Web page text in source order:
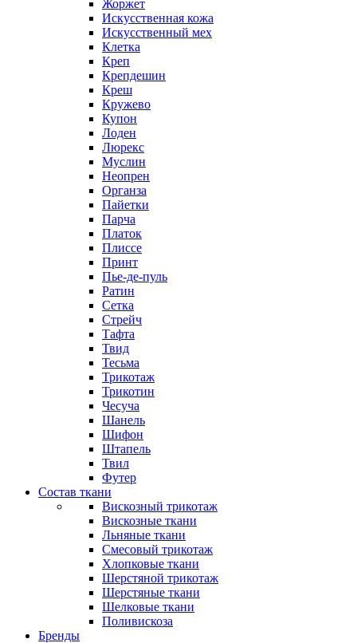
Жоржет
Искусственная кожа
Искусственный мех
Клетка
Креп
Крепдешин
Креш
Кружево
Купон
Лоден
Люрекс
Муслин
Неопрен
Органза
Пайетки
Парча
Платок
Плиссе
Принт
Пье-де-пуль
Ратин
Сетка
Стрейч
Тафта
Твид
Тесьма
Трикотаж
Трикотин
Чесуча
Шанель
Шифон
Штапель
Твил
Футер
Состав ткани
Вискозный трикотаж
Вискозные ткани
Льняные ткани
Смесовый трикотаж
Хлопковые ткани
Шерстяной трикотаж
Шерстяные ткани
Шелковые ткани
Поливискоза
Бренды